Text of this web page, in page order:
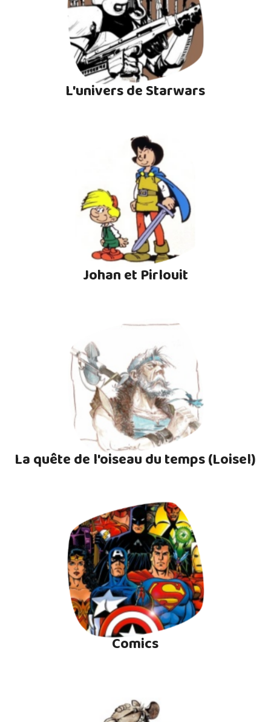
L'univers de Starwars
Johan et Pirlouit
La quête de l'oiseau du temps (Loisel)
Comics